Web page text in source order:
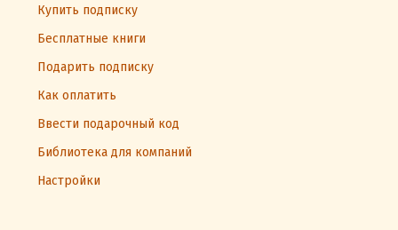
Купить подписку
Бесплатные книги
Подарить подписку
Как оплатить
Ввести подарочный код
Библиотека для компаний
Настройки